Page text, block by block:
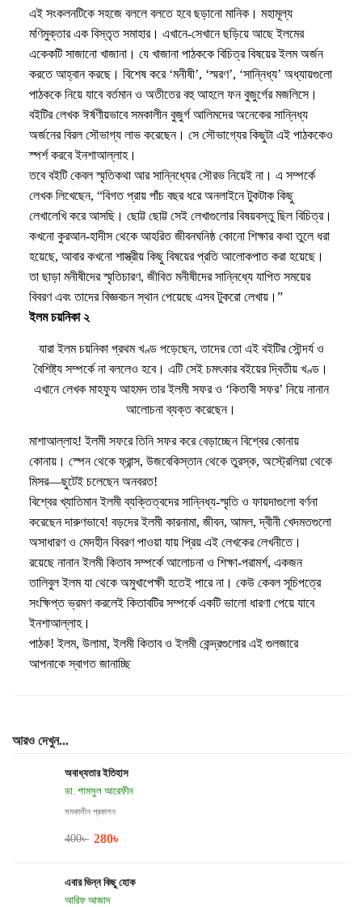
এই সংকলনটিকে সহজে বললে বলতে হবে ছড়ানো মানিক। মহামূল্য
মণিমুক্তার এক বিস্তৃত সমাহার। এখানে-সেখানে ছড়িয়ে আছে ইলমের
একেকটি সাজানো খাজানা। যে খাজানা পাঠককে বিচিত্র বিষয়ের ইলম অর্জন
করতে আহ্বান করছে। বিশেষ করে ‘মনীষী’, ‘স্মরণ’, ‘সান্নিধ্য’ অধ্যায়গুলো
পাঠককে নিয়ে যাবে বর্তমান ও অতীতের বহু আহলে ফন বুজুর্গের মজলিসে।
বইটির লেখক ঈর্ষণীয়ভাবে সমকালীন বুজুর্গ আলিমদের অনেকের সান্নিধ্য
অর্জনের বিরল সৌভাগ্য লাভ করেছেন। সে সৌভাগ্যের কিছুটা এই পাঠককেও
স্পর্শ করবে ইনশাআল্লাহ।
তবে বইটি কেবল স্মৃতিকথা আর সান্নিধ্যের সৌরভ নিয়েই না। এ সম্পর্কে
লেখক লিখেছেন, “বিগত প্রায় পাঁচ বছর ধরে অনলাইনে টুকটাক কিছু
লেখালেখি করে আসছি। ছোট্ট ছোট্ট সেই লেখাগুলোর বিষয়বস্তু ছিল বিচিত্র।
কখনো কুরআন-হাদীস থেকে আহরিত জীবনঘনিষ্ঠ কোনো শিক্ষার কথা তুলে ধরা
হয়েছে, আবার কখনো শাস্ত্রীয় কিছু বিষয়ের প্রতি আলোকপাত করা হয়েছে।
তা ছাড়া মনীষীদের স্মৃতিচারণ, জীবিত মনীষীদের সান্নিধ্যে যাপিত সময়ের
বিবরণ এবং তাদের বিজ্ঞবচন স্থান পেয়েছে এসব টুকরো লেখায়।”
ইলম চয়নিকা ২
যারা ইলম চয়নিকা প্রথম খণ্ড পড়েছেন, তাদের তো এই বইটির সৌন্দর্য ও
বৈশিষ্ট্য সম্পর্কে না বললেও হবে। এটি সেই চমৎকার বইয়ের দ্বিতীয় খণ্ড।
এখানে লেখক মাহফুয আহমদ তার ইলমী সফর ও ‘কিতাবী সফর’ নিয়ে নানান
আলোচনা ব্যক্ত করেছেন।
মাশাআল্লাহ! ইলমী সফরে তিনি সফর করে বেড়াচ্ছেন বিশ্বের কোনায়
কোনায়। স্পেন থেকে ফ্রান্স, উজবেকিস্তান থেকে তুরস্ক, অস্ট্রেলিয়া থেকে
মিসর—ছুটেই চলেছেন অনবরত!
বিশ্বের খ্যাতিমান ইলমী ব্যক্তিত্বদের সান্নিধ্য-স্মৃতি ও ফায়দাগুলো বর্ণনা
করেছেন দারুণভাবে! বড়দের ইলমী কারনামা, জীবন, আমল, দ্বীনী খেদমতগুলো
অসাধারণ ও মেদহীন বিবরণ পাওয়া যায় প্রিয় এই লেখকের লেখনীতে।
রয়েছে নানান ইলমী কিতাব সম্পর্কে আলোচনা ও শিক্ষা-পরামর্শ, একজন
তালিবুল ইলম যা থেকে অমুখাপেক্ষী হতেই পারে না। কেউ কেবল সূচিপত্রে
সংক্ষিপ্ত ভ্রমণ করলেই কিতাবটির সম্পর্কে একটি ভালো ধারণা পেয়ে যাবে
ইনশাআল্লাহ।
পাঠক! ইলম, উলামা, ইলমী কিতাব ও ইলমী কেন্দ্রগুলোর এই গুলজারে
আপনাকে স্বাগত জানাচ্ছি
আরও দেখুন...
অবাধ্যতার ইতিহাস
ডা. শামসুল আরেফীন
সমকালীন প্রকাশন
400৳ 280৳
এবার ভিন্ন কিছু হোক
আরিফ আজাদ